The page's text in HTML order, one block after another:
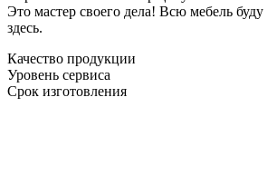
Это мастер своего дела! Всю мебель буду
здесь.
Качество продукции
Уровень сервиса
Срок изготовления